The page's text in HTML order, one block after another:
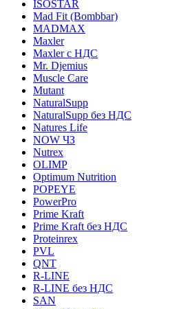
ISOSTAR
Mad Fit (Bombbar)
MADMAX
Maxler
Maxler с НДС
Mr. Djemius
Muscle Care
Mutant
NaturalSupp
NaturalSupp без НДС
Natures Life
NOW ЧЗ
Nutrex
OLIMP
Optimum Nutrition
POPEYE
PowerPro
Prime Kraft
Prime Kraft без НДС
Proteinrex
PVL
QNT
R-LINE
R-LINE без НДС
SAN